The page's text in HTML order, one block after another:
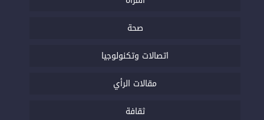
صحة
اتصالات وتكنولوجيا
مقالات الرأي
ثقافة